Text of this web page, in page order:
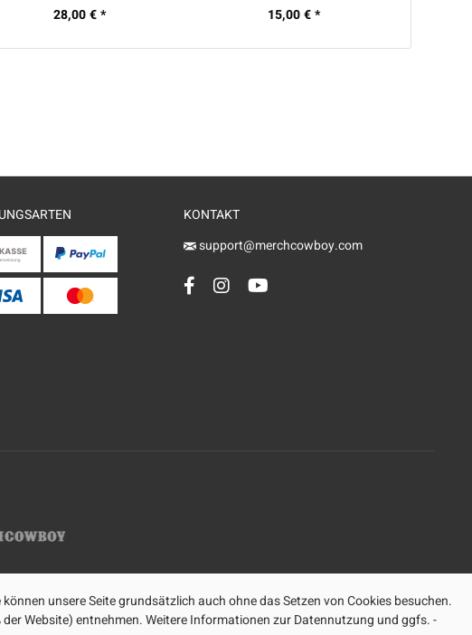
28,00 € * 15,00 € *
KONTAKT
support@merchcowboy.com
unsere Seite grundsätzlich auch ohne das Setzen von Cookies besuchen.
Website) entnehmen. Weitere Informationen zur Datennutzung und ggfs. -